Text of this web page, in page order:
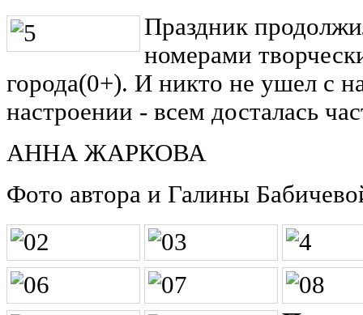
Праздник
номерами
города(0+). И никто не ушел с
настроении - всем досталась
АННА ЖАРКОВА
Фото автора и Галины